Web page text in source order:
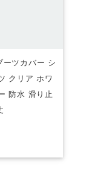
ーツカバー シ
クリア ホワ
防水 滑り止